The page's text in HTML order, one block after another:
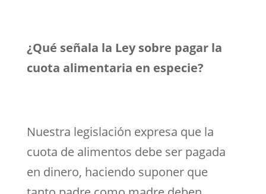
¿Qué señala la Ley sobre pagar la
cuota alimentaria en especie?
Nuestra legislación expresa que la
cuota de alimentos debe ser pagada
en dinero, haciendo suponer que